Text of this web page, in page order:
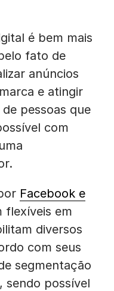
é bem mais
fato de
anúncios
e atingir
pessoas que
com
Facebook e
flexíveis em
diversos
com seus
segmentação
sendo possível